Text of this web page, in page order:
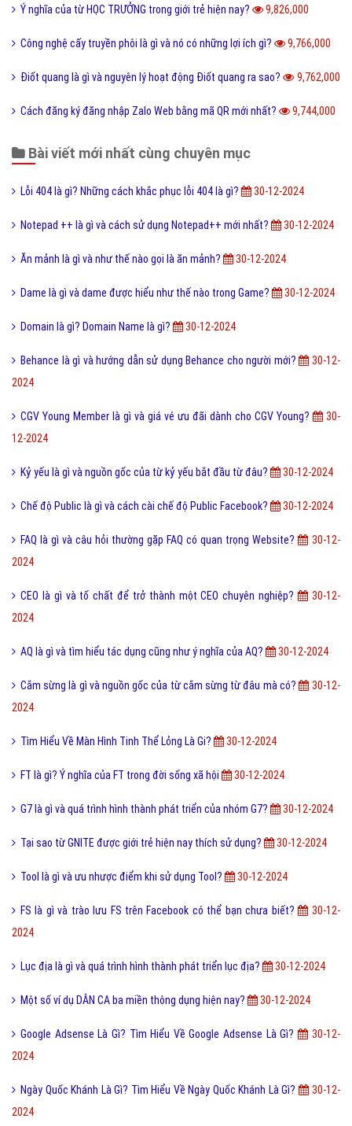
Ý nghĩa của từ HỌC TRƯỞNG trong giới trẻ hiện nay? 9,826,000
Công nghệ cấy truyền phôi là gì và nó có những lợi ích gì? 9,766,000
Điốt quang là gì và nguyên lý hoạt động Điốt quang ra sao? 9,762,000
Cách đăng ký đăng nhập Zalo Web bằng mã QR mới nhất? 9,744,000
Bài viết mới nhất cùng chuyên mục
Lỗi 404 là gì? Những cách khắc phục lỗi 404 là gì? 30-12-2024
Notepad ++ là gì và cách sử dụng Notepad++ mới nhất? 30-12-2024
Ăn mảnh là gì và như thế nào gọi là ăn mảnh? 30-12-2024
Dame là gì và dame được hiểu như thế nào trong Game? 30-12-2024
Domain là gì? Domain Name là gì? 30-12-2024
Behance là gì và hướng dẫn sử dụng Behance cho người mới?
30-12-
2024
CGV Young Member là gì và giá vé ưu đãi dành cho CGV Young?
30-
12-2024
Kỷ yếu là gì và nguồn gốc của từ kỷ yếu bắt đầu từ đâu? 30-12-2024
Chế độ Public là gì và cách cài chế độ Public Facebook? 30-12-2024
FAQ là gì và câu hỏi thường gặp FAQ có quan trọng Website?
30-12-
2024
CEO là gì và tố chất để trở thành một CEO chuyên nghiệp?
30-12-
2024
AQ là gì và tìm hiểu tác dụng cũng như ý nghĩa của AQ? 30-12-2024
Cắm sừng là gì và nguồn gốc của từ cắm sừng từ đâu mà có?
30-12-
2024
Tìm Hiểu Về Màn Hình Tinh Thể Lỏng Là Gi? 30-12-2024
FT là gì? Ý nghĩa của FT trong đời sống xã hội 30-12-2024
G7 là gì và quá trình hình thành phát triển của nhóm G7? 30-12-2024
Tại sao từ GNITE được giới trẻ hiện nay thích sử dụng? 30-12-2024
Tool là gì và ưu nhược điểm khi sử dụng Tool? 30-12-2024
FS là gì và trào lưu FS trên Facebook có thể bạn chưa biết?
30-12-
2024
Lục địa là gì và quá trình hình thành phát triển lục địa? 30-12-2024
Một số ví dụ DÂN CA ba miền thông dụng hiện nay? 30-12-2024
Google Adsense Là Gì? Tìm Hiểu Về Google Adsense Là Gì?
30-12-
2024
Ngày Quốc Khánh Là Gì? Tìm Hiểu Về Ngày Quốc Khánh Là Gì?
30-12-
2024